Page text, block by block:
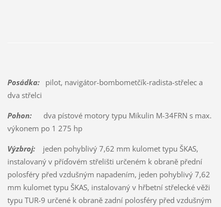
Posádka:pilot, navigátor-bombometčík-radista-střelec a
dva střelci
Pohon:dva pístové motory typu Mikulin M-34FRN s max.
výkonem po 1 275 hp
Výzbroj:jeden pohyblivý 7,62 mm kulomet typu ŠKAS,
instalovaný v příďovém střelišti určeném k obraně přední
polosféry před vzdušným napadením, jeden pohyblivý 7,62
mm kulomet typu ŠKAS, instalovaný v hřbetní střelecké věži
typu TUR-9 určené k obraně zadní polosféry před vzdušným